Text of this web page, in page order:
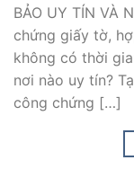
BẢO UY TÍN VÀ
chứng giấy tờ,
không có thời
nơi nào uy tín?
công chứng […]